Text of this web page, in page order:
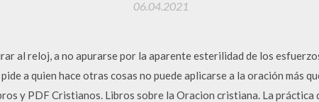
06.04.2021
al reloj, a no apurarse por la aparente esterilidad de los
a quien hace otras cosas no puede aplicarse a la oración más
y PDF Cristianos. Libros sobre la Oracion cristiana. La práctica